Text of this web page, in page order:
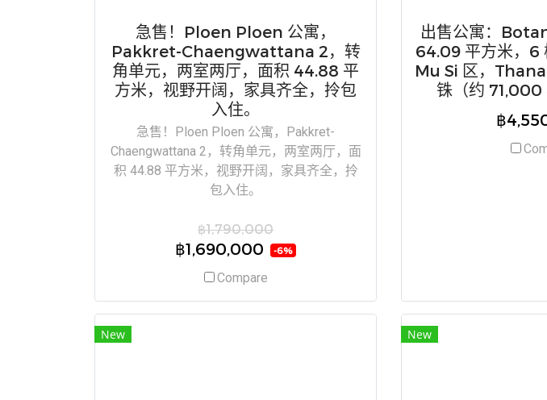
急售！Ploen Ploen 公寓，
Pakkret-Chaengwattana 2，转
角单元，两室两厅，面积 44.88 平
方米，视野开阔，家具齐全，拎包
入住。
急售！Ploen Ploen 公寓，Pakkret-
Chaengwattana 2，转角单元，两室两厅，面
积 44.88 平方米，视野开阔，家具齐全，拎
包入住。
฿1,790,000
฿1,690,000 -6%
Compare
出售公寓：
64.09 平方米，6
Mu Si 区，
铢（约 71,000
฿
New New